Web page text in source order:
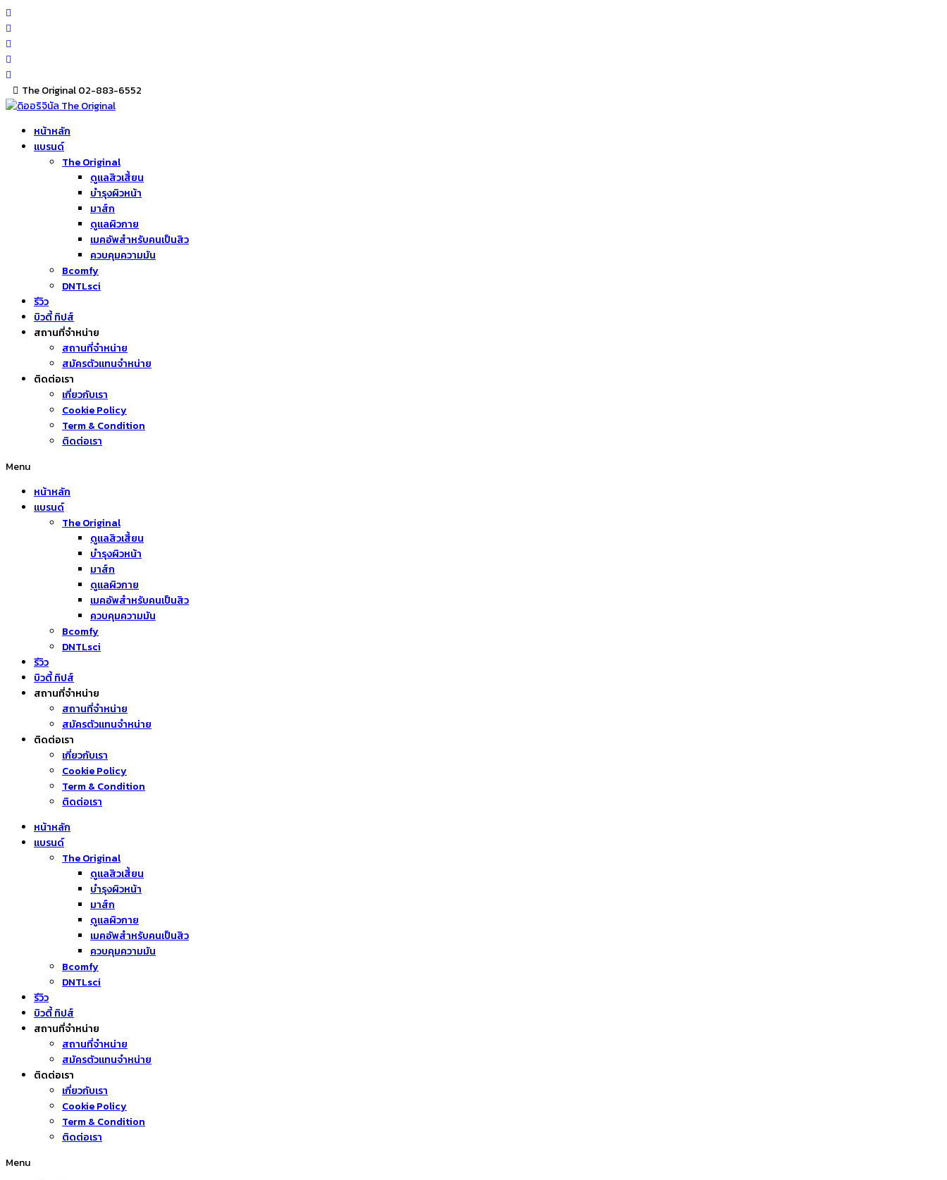
Skip
to
content
The Original 02-883-6552
หน้าหลัก
แบรนด์
The Original
ดูแลสิวเสี้ยน
บำรุงผิวหน้า
มาส์ก
ดูแลผิวกาย
เมคอัพสำหรับคนเป็นสิว
ควบคุมความมัน
Bcomfy
DNTLsci
รีวิว
บิวตี้ ทิปส์
สถานที่จำหน่าย
สถานที่จำหน่าย
สมัครตัวแทนจำหน่าย
ติดต่อเรา
เกี่ยวกับเรา
Cookie Policy
Term & Condition
ติดต่อเรา
Menu
หน้าหลัก
แบรนด์
The Original
ดูแลสิวเสี้ยน
บำรุงผิวหน้า
มาส์ก
ดูแลผิวกาย
เมคอัพสำหรับคนเป็นสิว
ควบคุมความมัน
Bcomfy
DNTLsci
รีวิว
บิวตี้ ทิปส์
สถานที่จำหน่าย
สถานที่จำหน่าย
สมัครตัวแทนจำหน่าย
ติดต่อเรา
เกี่ยวกับเรา
Cookie Policy
Term & Condition
ติดต่อเรา
หน้าหลัก
แบรนด์
The Original
ดูแลสิวเสี้ยน
บำรุงผิวหน้า
มาส์ก
ดูแลผิวกาย
เมคอัพสำหรับคนเป็นสิว
ควบคุมความมัน
Bcomfy
DNTLsci
รีวิว
บิวตี้ ทิปส์
สถานที่จำหน่าย
สถานที่จำหน่าย
สมัครตัวแทนจำหน่าย
ติดต่อเรา
เกี่ยวกับเรา
Cookie Policy
Term & Condition
ติดต่อเรา
Menu